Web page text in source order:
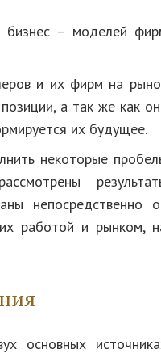
бизнес – моделей
и их фирм на
а так же как
их будущее.
некоторые
непосредственно
работой и рынком,
основных